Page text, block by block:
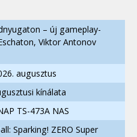
– új gameplay-
Viktor Antonov
augusztus
kínálata
TS-473A NAS
Sparking! ZERO Super